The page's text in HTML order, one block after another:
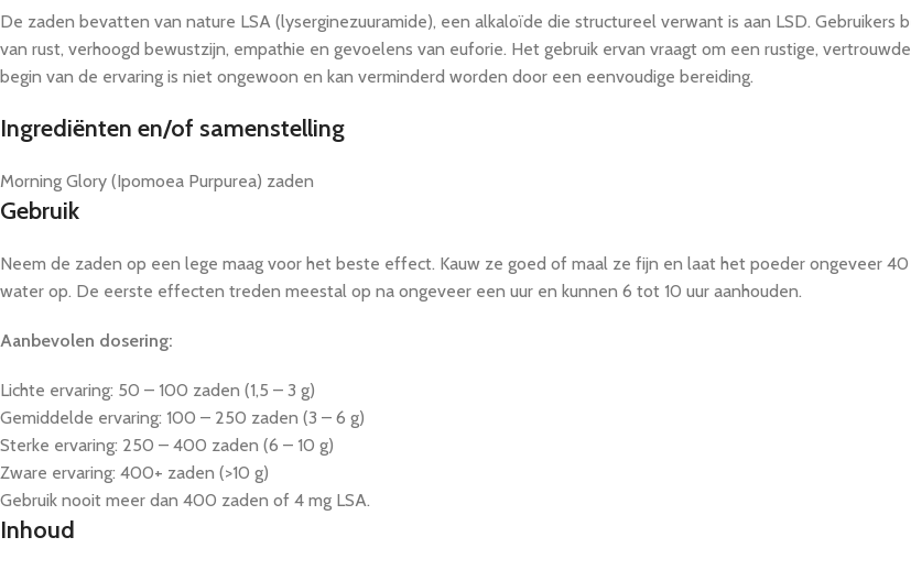
De zaden bevatten van nature LSA (lyserginezuuramide), een alkaloïde die structureel verwant is aan LSD. Gebruikers
van rust, verhoogd bewustzijn, empathie en gevoelens van euforie. Het gebruik ervan vraagt om een rustige,
begin van de ervaring is niet ongewoon en kan verminderd worden door een eenvoudige bereiding.
Ingrediënten en/of samenstelling
Morning Glory (Ipomoea Purpurea) zaden
Gebruik
Neem de zaden op een lege maag voor het beste effect. Kauw ze goed of maal ze fijn en laat het poeder ongeveer
water op. De eerste effecten treden meestal op na ongeveer een uur en kunnen 6 tot 10 uur aanhouden.
Aanbevolen dosering:
Lichte ervaring: 50 – 100 zaden (1,5 – 3 g)
Gemiddelde ervaring: 100 – 250 zaden (3 – 6 g)
Sterke ervaring: 250 – 400 zaden (6 – 10 g)
Zware ervaring: 400+ zaden (>10 g)
Gebruik nooit meer dan 400 zaden of 4 mg LSA.
Inhoud